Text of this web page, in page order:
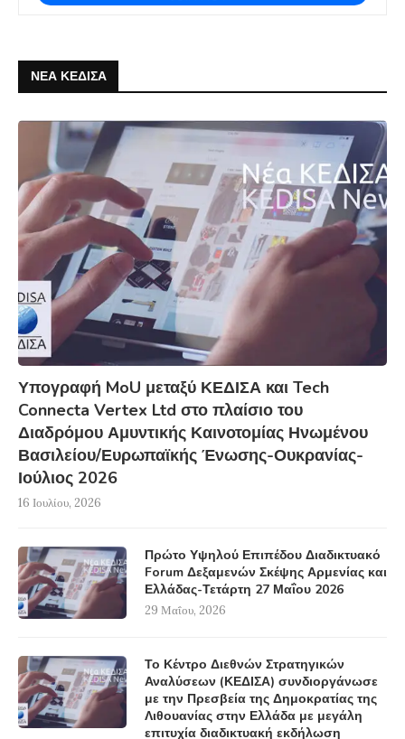
ΝΕΑ ΚΕΔΙΣΑ
Υπογραφή MoU μεταξύ ΚΕΔΙΣΑ και Tech
Connecta Vertex Ltd στο πλαίσιο του
Διαδρόμου Αμυντικής Καινοτομίας Ηνωμένου
Βασιλείου/Ευρωπαϊκής Ένωσης-Ουκρανίας-
Ιούλιος 2026
16 Ιουλίου, 2026
Πρώτο Υψηλού Επιπέδου Διαδικτυακό
Forum Δεξαμενών Σκέψης Αρμενίας και
Ελλάδας-Τετάρτη 27 Μαΐου 2026
29 Μαΐου, 2026
Το Κέντρο Διεθνών Στρατηγικών
Αναλύσεων (ΚΕΔΙΣΑ) συνδιοργάνωσε
με την Πρεσβεία της Δημοκρατίας της
Λιθουανίας στην Ελλάδα με μεγάλη
επιτυχία διαδικτυακή εκδήλωση